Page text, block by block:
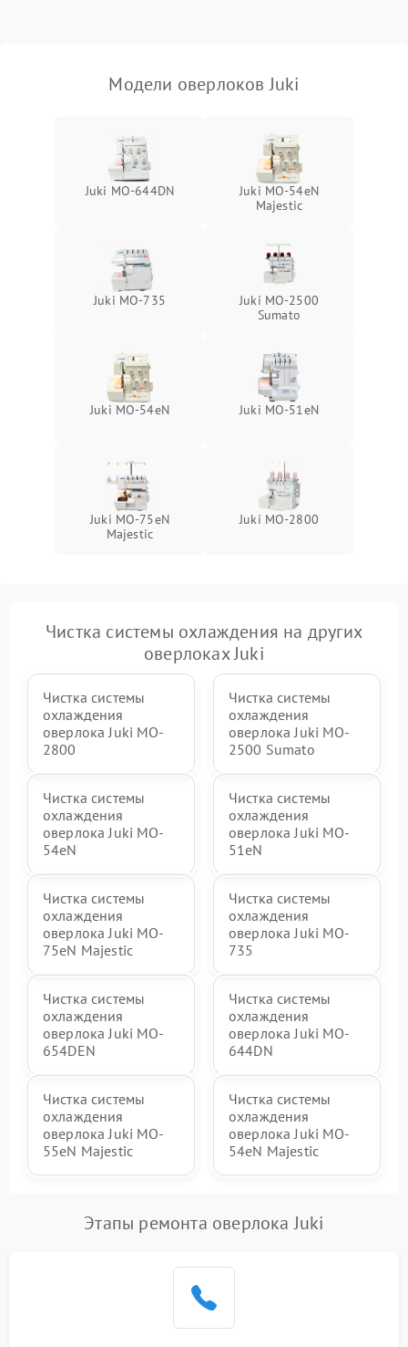
Модели оверлоков Juki
Juki MO-644DN
Juki MO-54eN
Majestic
Juki MO-735
Juki MO-2500
Sumato
Juki MO-54eN Juki MO-51eN
Juki MO-75eN
Majestic
Juki MO-2800
Чистка системы охлаждения на других
оверлоках Juki
Чистка системы
охлаждения
оверлока Juki MO-
2800
Чистка системы
охлаждения
оверлока Juki MO-
2500 Sumato
Чистка системы
охлаждения
оверлока Juki MO-
54eN
Чистка системы
охлаждения
оверлока Juki MO-
51eN
Чистка системы
охлаждения
оверлока Juki MO-
75eN Majestic
Чистка системы
охлаждения
оверлока Juki MO-
735
Чистка системы
охлаждения
оверлока Juki MO-
654DEN
Чистка системы
охлаждения
оверлока Juki MO-
644DN
Чистка системы
охлаждения
оверлока Juki MO-
55eN Majestic
Чистка системы
охлаждения
оверлока Juki MO-
54eN Majestic
Этапы ремонта оверлока Juki